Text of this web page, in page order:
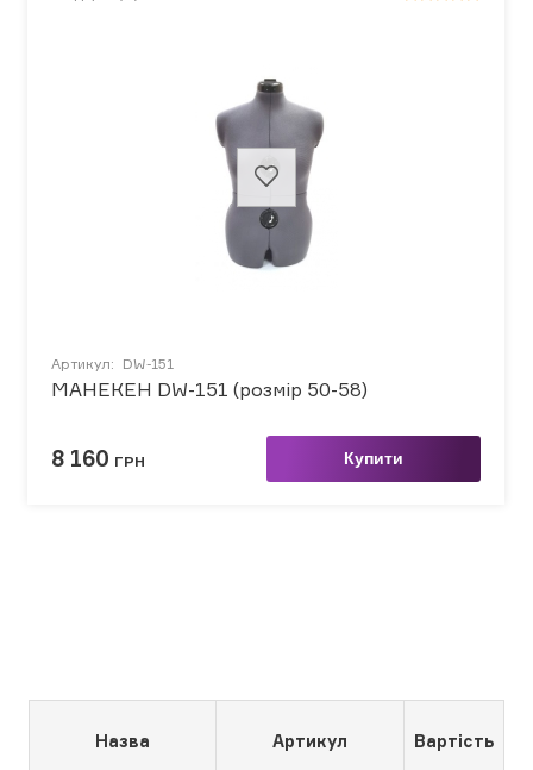
Артикул: DW-151
МАНЕКЕН DW-151 (розмір 50-58)
8 160 ГРН Купити
Назва Артикул Вартість